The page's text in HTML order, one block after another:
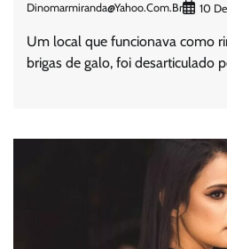
Dinomarmiranda@yahoo.com.br 10
Um local que funcionava como
brigas de galo, foi desarticulado